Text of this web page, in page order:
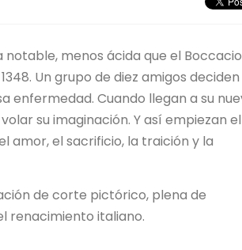
menos ácida que el Boccacio
Un grupo de diez amigos deciden
enfermedad. Cuando llegan a su
su imaginación. Y así empiezan el
amor, el sacrificio, la traición y la
de corte pictórico, plena de
renacimiento italiano.